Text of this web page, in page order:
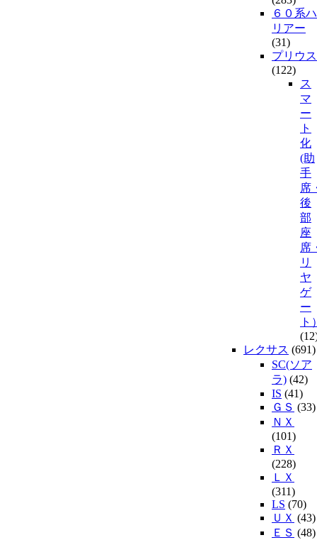
６０系ハ
リアー
(31)
プリウス
(122)
ス
マ
ー
ト
化
(助
手
席
後
部
座
席
リ
ヤ
ゲ
ー
ト
レクサス (691)
SC(ソア
ラ) (42)
IS (41)
ＧＳ (33)
ＮＸ
(101)
ＲＸ
(228)
ＬＸ
(311)
LS (70)
ＵＸ (43)
ＥＳ (48)